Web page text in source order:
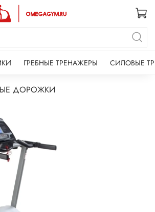
ГРЕБНЫЕ ТРЕНАЖЕРЫ СИЛОВЫЕ
ДОРОЖКИ